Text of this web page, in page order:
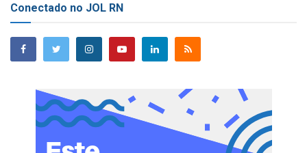
Conectado no JOL RN